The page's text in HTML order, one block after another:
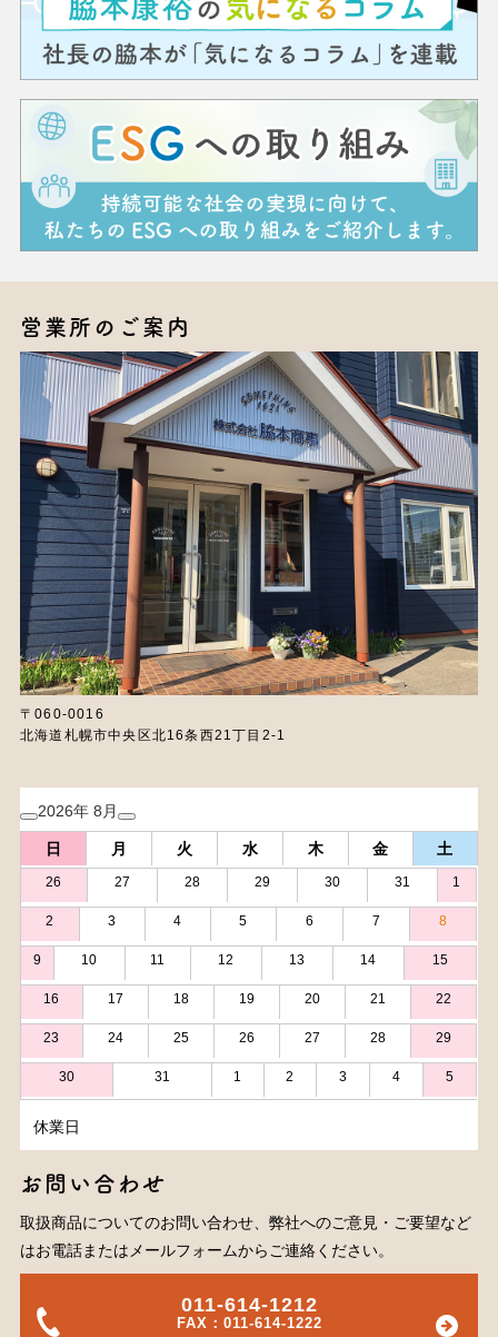
営業所のご案内
〒060-0016
北海道札幌市中央区北16条西21丁目2-1
2026年 8月
日 月 火 水 木 金 土
26 27 28 29 30 31 1
2 3 4 5 6 7 8
9 10 11 12 13 14 15
16 17 18 19 20 21 22
23 24 25 26 27 28 29
30 31 1 2 3 4 5
休業日
お問い合わせ
取扱商品についてのお問い合わせ、弊社へのご意見・ご要望など
はお電話またはメールフォームからご連絡ください。
011-614-1212
FAX：011-614-1222